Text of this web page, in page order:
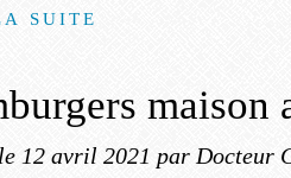
SUITE
maison
12 avril 2021 par Docteur